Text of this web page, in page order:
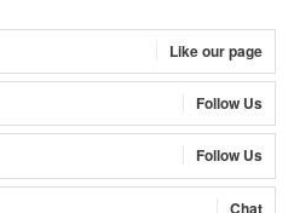
Like our page
Follow Us
Follow Us
Chat